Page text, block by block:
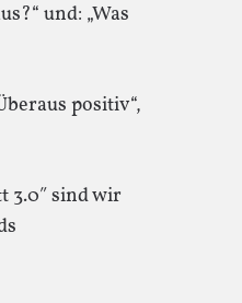
und: „Was
positiv“,
3.0″ sind wir